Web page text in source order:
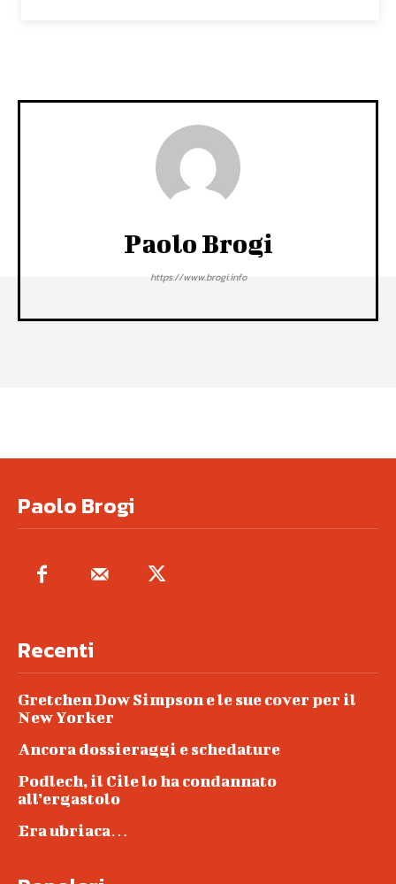
Paolo Brogi
https://www.brogi.info
Paolo Brogi
Recenti
Gretchen Dow Simpson e le sue cover per il
New Yorker
Ancora dossieraggi e schedature
Podlech, il Cile lo ha condannato
all’ergastolo
Era ubriaca…